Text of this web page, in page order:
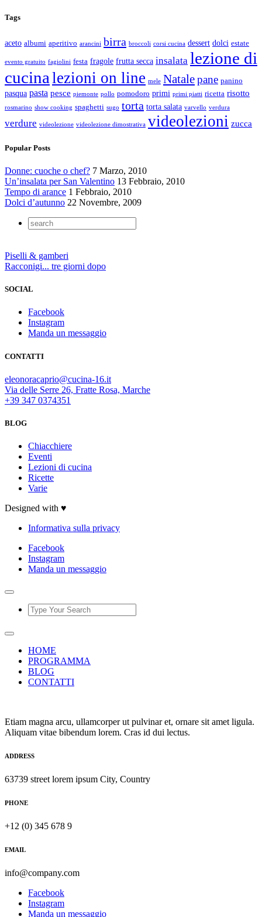
Tags
aceto albumi aperitivo arancini birra broccoli corsi cucina dessert dolci estate
evento gratuito fagiolini festa fragole frutta secca insalata lezione di
cucina lezioni on line mele Natalepane panino
pasqua pasta pesce piemonte pollo pomodoro primi primi piatti ricetta risotto
rosmarino show cooking spaghetti sugo torta torta salata varvello verdura
verdure videolezione videolezione dimostrativa videolezioni zucca
Popular Posts
Donne: cuoche o chef? 7 Marzo, 2010
Un’insalata per San Valentino 13 Febbraio, 2010
Tempo di arance 1 Febbraio, 2010
Dolci d’autunno 22 Novembre, 2009
Piselli & gamberi
Racconigi... tre giorni dopo
SOCIAL
Facebook
Instagram
Manda un messaggio
CONTATTI
eleonoracaprio@cucina-16.it
Via delle Serre 26, Fratte Rosa, Marche
+39 347 0374351
BLOG
Chiacchiere
Eventi
Lezioni di cucina
Ricette
Varie
Designed with ♥
Informativa sulla privacy
Facebook
Instagram
Manda un messaggio
HOME
PROGRAMMA
BLOG
CONTATTI
Etiam magna arcu, ullamcorper ut pulvinar et, ornare sit amet ligula.
Aliquam vitae bibendum lorem. Cras id dui lectus.
ADDRESS
63739 street lorem ipsum City, Country
PHONE
+12 (0) 345 678 9
EMAIL
info@company.com
Facebook
Instagram
Manda un messaggio